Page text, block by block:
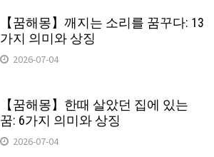
【꿈해몽】깨지는 소리를 꿈꾸다: 13
가지 의미와 상징
2026-07-04
【꿈해몽】한때 살았던 집에 있는
꿈: 6가지 의미와 상징
2026-07-04